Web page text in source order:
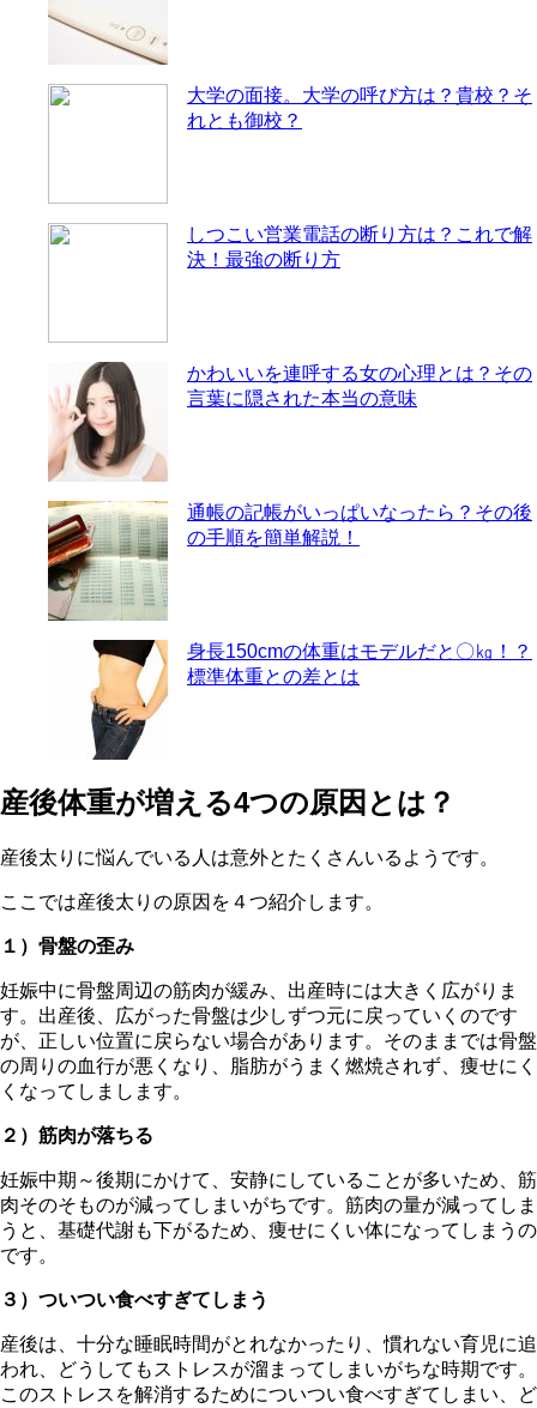
大学の面接。大学の呼び方は？貴校？そ
れとも御校？
しつこい営業電話の断り方は？これで解
決！最強の断り方
かわいいを連呼する女の心理とは？その
言葉に隠された本当の意味
通帳の記帳がいっぱいなったら？その後
の手順を簡単解説！
身長150cmの体重はモデルだと〇㎏！？
標準体重との差とは
産後体重が増える4つの原因とは？
産後太りに悩んでいる人は意外とたくさんいるようです。
ここでは産後太りの原因を４つ紹介します。
１）骨盤の歪み
妊娠中に骨盤周辺の筋肉が緩み、出産時には大きく広がりま
す。出産後、広がった骨盤は少しずつ元に戻っていくのです
が、正しい位置に戻らない場合があります。そのままでは骨盤
の周りの血行が悪くなり、脂肪がうまく燃焼されず、痩せにく
くなってしまします。
２）筋肉が落ちる
妊娠中期～後期にかけて、安静にしていることが多いため、筋
肉そのそものが減ってしまいがちです。筋肉の量が減ってしま
うと、基礎代謝も下がるため、痩せにくい体になってしまうの
です。
３）ついつい食べすぎてしまう
産後は、十分な睡眠時間がとれなかったり、慣れない育児に追
われ、どうしてもストレスが溜まってしまいがちな時期です。
このストレスを解消するためについつい食べすぎてしまい、ど